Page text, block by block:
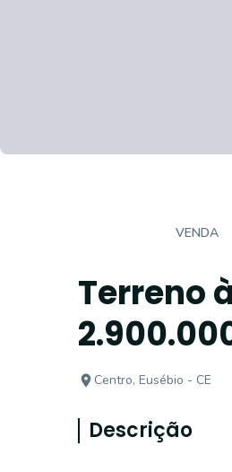
VENDA
Terreno
Centro, Eusébio - CE
Descrição